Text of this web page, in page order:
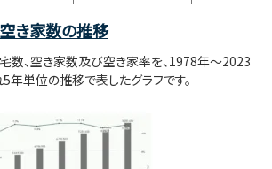
き家数の推移
数、空き家数及び空き家率を、1978年～2023
年単位の推移で表したグラフです。